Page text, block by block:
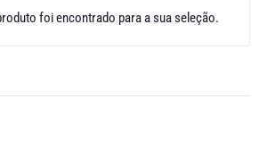
foi encontrado para a sua seleção.